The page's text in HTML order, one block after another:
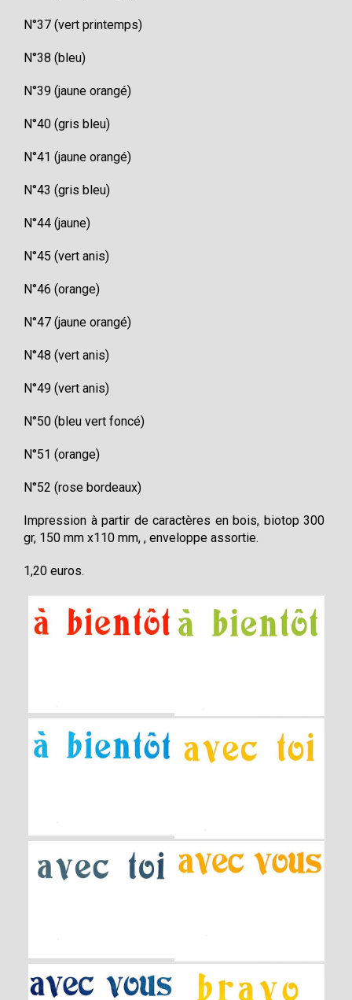
N°37 (vert printemps)
N°38 (bleu)
N°39 (jaune orangé)
N°40 (gris bleu)
N°41 (jaune orangé)
N°43 (gris bleu)
N°44 (jaune)
N°45 (vert anis)
N°46 (orange)
N°47 (jaune orangé)
N°48 (vert anis)
N°49 (vert anis)
N°50 (bleu vert foncé)
N°51 (orange)
N°52 (rose bordeaux)
Impression à partir de caractères en bois, biotop 300
gr, 150 mm x110 mm, , enveloppe assortie.
1,20 euros.